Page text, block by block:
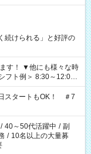
続けられる」と好評の
々な時
フト例＞ 8:30～12:00
など
スタートもOK！ ＃7
/ 40～50代活躍中 / 副
/ 10名以上の大量募